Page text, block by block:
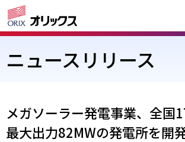
ニュースリリース
メガソーラー発電事業、全国
最大出力82MWの発電所を開